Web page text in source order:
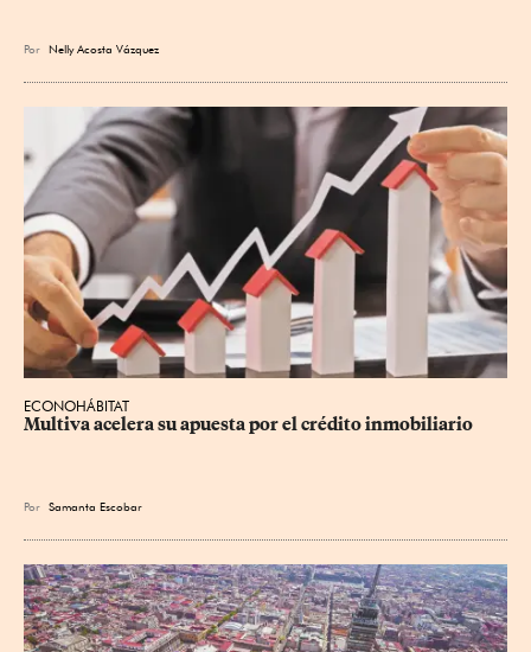
Por Nelly Acosta Vázquez
ECONOHÁBITAT
Multiva acelera su apuesta por el crédito inmobiliario
Por Samanta Escobar